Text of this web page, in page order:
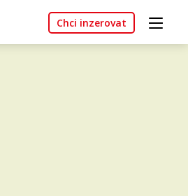
Chci inzerovat